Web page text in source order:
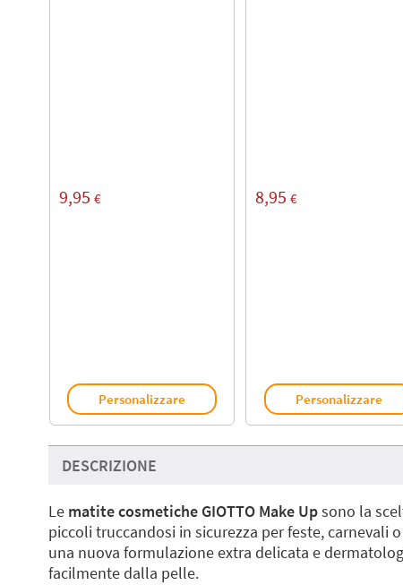
9,95 €
Personalizzare
8,95 €
Personalizzare
DESCRIZIONE
Lematite cosmetiche GIOTTO Make Upsono la
piccoli truccandosi in sicurezza per feste, carnevali
una nuova formulazione extra delicata e
facilmente dalla pelle.